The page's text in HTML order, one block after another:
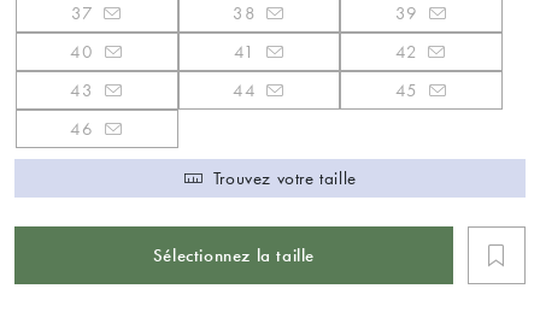
37 38
39
40
41
42
43
44
45
46
Trouvez votre taille
Sélectionnez la taille